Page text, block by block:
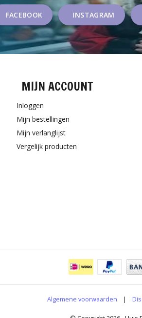
FACEBOOK INSTAGRAM
MIJN ACCOUNT
Inloggen
Mijn bestellingen
Mijn verlanglijst
Vergelijk producten
Algemene voorwaarden |